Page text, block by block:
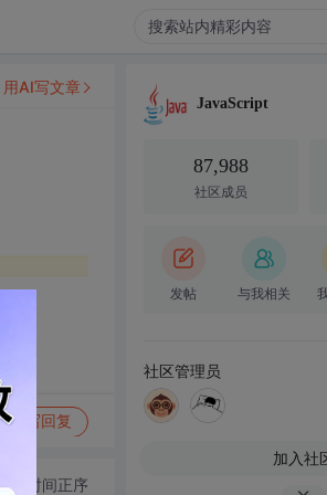
写回复
用AI写文章
为时间正序
JavaScript
87,988
社区成员
发帖 与我相关
社区管理员
加入社